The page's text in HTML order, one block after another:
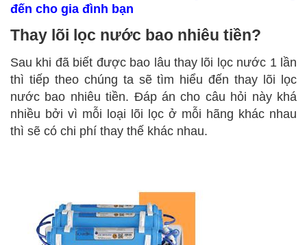
đến cho gia đình bạn
Thay lõi lọc nước bao nhiêu tiền?
Sau khi đã biết được bao lâu thay lõi lọc nước 1 lần
thì tiếp theo chúng ta sẽ tìm hiểu đến thay lõi lọc
nước bao nhiêu tiền. Đáp án cho câu hỏi này khá
nhiều bởi vì mỗi loại lõi lọc ở mỗi hãng khác nhau
thì sẽ có chi phí thay thế khác nhau.